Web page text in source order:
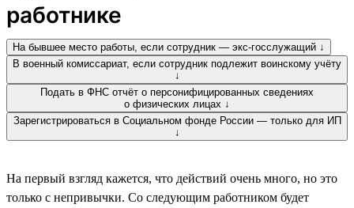
работнике
На бывшее место работы, если сотрудник — экс-госслужащий ↓
В военный комиссариат, если сотрудник подлежит воинскому учёту
↓
Подать в ФНС отчёт о персонифицированных сведениях
о физических лицах ↓
Зарегистрироваться в Социальном фонде России — только для ИП
↓
На первый взгляд кажется, что действий очень много, но это
только с непривычки. Со следующим работником будет